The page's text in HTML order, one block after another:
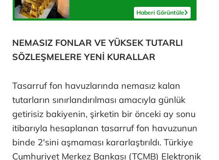
Haberi Görüntüle
NEMASIZ FONLAR VE YÜKSEK TUTARLI
SÖZLEŞMELERE YENİ KURALLAR
Tasarruf fon havuzlarında nemasız kalan
tutarların sınırlandırılması amacıyla günlük
getirisiz bakiyenin, şirketin bir önceki ay sonu
itibarıyla hesaplanan tasarruf fon havuzunun
binde 2'sini aşmaması kararlaştırıldı. Türkiye
Cumhuriyet Merkez Bankası (TCMB) Elektronik